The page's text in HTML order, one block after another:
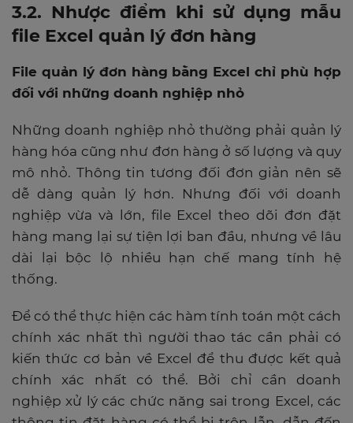
3.2. Nhược điểm khi sử dụng mẫu
file Excel quản lý đơn hàng
File quản lý đơn hàng bằng Excel chỉ phù hợp
đối với những doanh nghiệp nhỏ
Những doanh nghiệp nhỏ thường phải quản lý
hàng hóa cũng như đơn hàng ở số lượng và quy
mô nhỏ. Thông tin tương đối đơn giản nên sẽ
dễ dàng quản lý hơn. Nhưng đối với doanh
nghiệp vừa và lớn, file Excel theo dõi đơn đặt
hàng mang lại sự tiện lợi ban đầu, nhưng về lâu
dài lại bộc lộ nhiều hạn chế mang tính hệ
thống.
Để có thể thực hiện các hàm tính toán một cách
chính xác nhất thì người thao tác cần phải có
kiến ​​thức cơ bản về Excel để thu được kết quả
chính xác nhất có thể. Bởi chỉ cần doanh
nghiệp xử lý các chức năng sai trong Excel, các